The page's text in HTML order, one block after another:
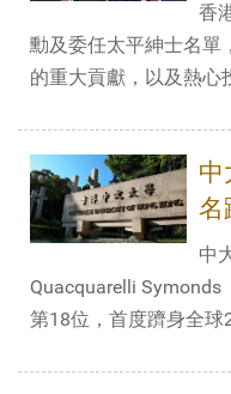
香
勳及委任太平紳士名單
的重大貢獻，以及熱心
中
名
中
Quacquarelli Symonds
第18位，首度躋身全球